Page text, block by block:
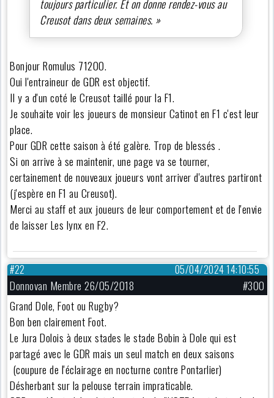
toujours particulier. Et on donne rendez-vous au
Creusot dans deux semaines. »
Bonjour Romulus 71200.
Oui l'entraineur de GDR est objectif.
Il y a d'un coté le Creusot taillé pour la F1.
Je souhaite voir les joueurs de monsieur Catinot en F1 c'est leur
place.
Pour GDR cette saison à été galère. Trop de blessés .
Si on arrive à se maintenir, une page va se tourner,
certainement de nouveaux joueurs vont arriver d'autres partiront
(j'espère en F1 au Creusot).
Merci au staff et aux joueurs de leur comportement et de l'envie
de laisser Les lynx en F2.
05/04/2024 14:10:55
#22
Donnovan Membre 26/05/2018
#300
Grand Dole, Foot ou Rugby?
Bon ben clairement Foot.
Le Jura Dolois à deux stades le stade Bobin à Dole qui est
partagé avec le GDR mais un seul match en deux saisons
(coupure de l'éclairage en nocturne contre Pontarlier)
Désherbant sur la pelouse terrain impraticable.